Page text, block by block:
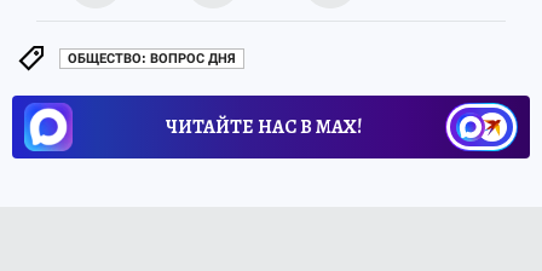
ОБЩЕСТВО: ВОПРОС ДНЯ
ЧИТАЙТЕ НАС В МАХ!